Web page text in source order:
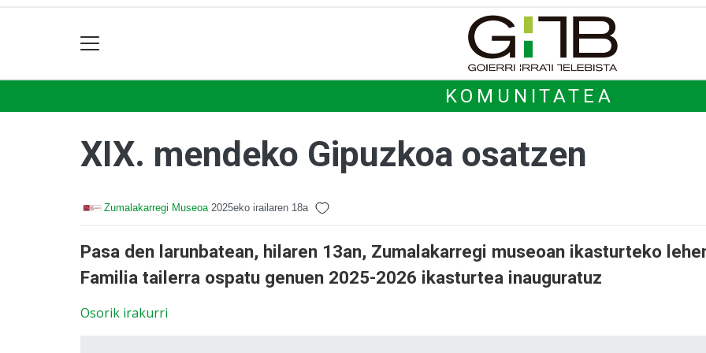
KOMUNITATEA
XIX. mendeko Gipuzkoa osatzen
Zumalakarregi Museoa 2025eko irailaren 18a
Pasa den larunbatean, hilaren 13an, Zumalakarregi museoan ikasturteko
Familia tailerra ospatu genuen 2025-2026 ikasturtea inauguratuz
Osorik irakurri